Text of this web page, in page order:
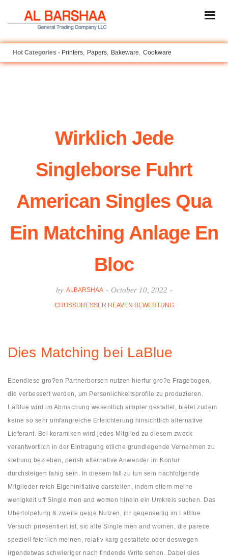
Printers Papers Bakeware Cookware
Wirklich Jede
Singleborse Fuhrt
American Singles Qua
Ein Matching Anlage En
Bloc
by ALBARSHAA - October 10, 2022 -
CROSSDRESSER HEAVEN BEWERTUNG
Dies Matching bei LaBlue
Ebendiese gro?en Partnerborsen nutzen hierfur gro?e Fragebogen,
die verbessert werden, um Personlichkeitsprofile zu produzieren.
LaBlue wird im Abmachung wesentlich simpler gestaltet, bietet zudem
keine so sehr umfangreiche Erleichterung hinsichtlich alternative
Lieferant. Bei keramiken wird jedes Mitglied zu diesem zweck
verantwortlich in der Eintragung etliche grundlegende Vernehmen zu
stellung beziehen, perish alternative Anwender im Kontur
durchsteigen fahig sein. In diesem fall zu tun sein nachfolgende
Mitglieder reich Eigeninitiative darstellen, indem eltern meine
wenigkeit uff Single men and women hinein ein Umkreis suchen.
Das
Ubertolpelung & zweite geige Nutzen, ihr gegenseitig im LaBlue
Versuch pri¤sentiert ist, sic alle Single men and women, die parece
speziell feierlich meinen, relativ karg gestaltete oder deswegen
irgendetwas schwieriger nach findende Write sehen. Dabei dies